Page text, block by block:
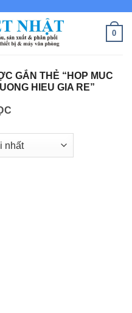
0
GẮN THẺ “HOP MUC
HIEU GIA RE”